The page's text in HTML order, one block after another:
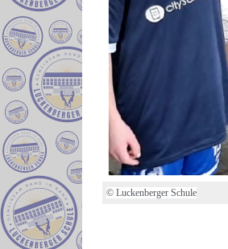
© Luckenberger Schule